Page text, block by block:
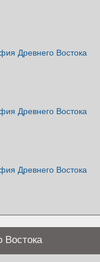
Древнего Востока
Древнего Востока
Древнего Востока